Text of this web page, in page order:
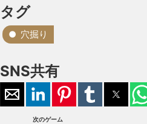
タグ
穴掘り
SNS共有
次のゲーム